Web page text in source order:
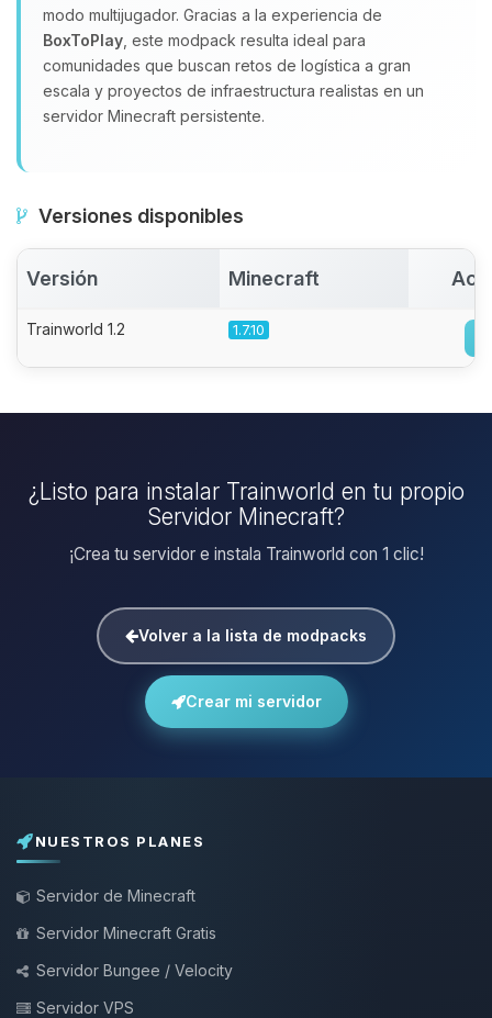
modo multijugador. Gracias a la experiencia de
BoxToPlay , este modpack resulta ideal para
comunidades que buscan retos de logística a gran
escala y proyectos de infraestructura realistas en un
servidor Minecraft persistente.
Versiones disponibles
Versión Minecraft
Trainworld 1.2 1.7.10
¿Listo para instalar Trainworld en tu propio
Servidor Minecraft?
¡Crea tu servidor e instala Trainworld con 1 clic!
Volver a la lista de modpacks
Crear mi servidor
NUESTROS PLANES
Servidor de Minecraft
Servidor Minecraft Gratis
Servidor Bungee / Velocity
Servidor VPS